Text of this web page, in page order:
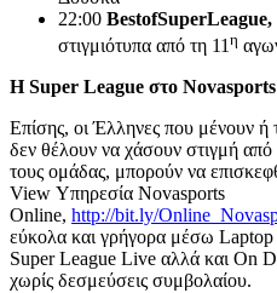
22:00 BestofSuperLeague,
στιγμιότυπα από τη 11 η
ΗSuper League στο
Επίσης, οι Έλληνες που μένουν ή
δεν θέλουν να χάσουν στιγμή
τους ομάδας, μπορούν να
View Υπηρεσία Novasports
Online, http://bit.ly/
εύκολα και γρήγορα μέσω Laptop
Super League Live αλλά και On
χωρίς δεσμεύσεις συμβολαίου.